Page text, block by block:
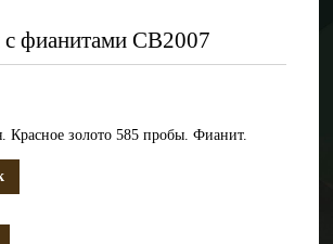
с фианитами СВ2007
Красное золото 585 пробы. Фианит.